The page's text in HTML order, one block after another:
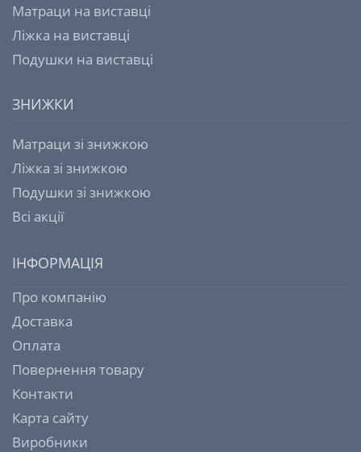
Матраци на виставці
Ліжка на виставці
Подушки на виставці
ЗНИЖКИ
Матраци зі знижкою
Ліжка зі знижкою
Подушки зі знижкою
Всі акції
ІНФОРМАЦІЯ
Про компанію
Доставка
Оплата
Повернення товару
Контакти
Карта сайту
Виробники